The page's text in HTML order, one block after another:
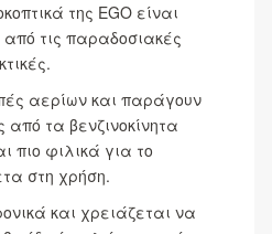
της EGO είναι
τις παραδοσιακές
αερίων και παράγουν
τα βενζινοκίνητα
πιο φιλικά για το
στη χρήση.
και χρειάζεται να